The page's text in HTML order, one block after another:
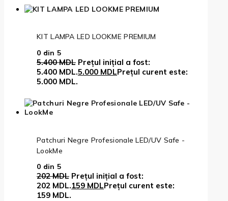
KIT LAMPA LED LOOKME PREMIUM
0 din 5
5.400MDL Prețul inițial a fost:
5.400 MDL.5.000 MDLPrețul curent este:
5.000 MDL.
Patchuri Negre Profesionale LED/UV Safe -
LookMe
0 din 5
202MDL Prețul inițial a fost:
202 MDL.159 MDLPrețul curent este:
159 MDL.